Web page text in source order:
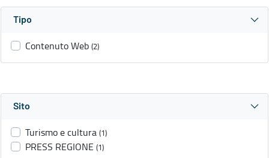
Tipo
Contenuto Web (2)
Sito
Turismo e cultura (1)
PRESS REGIONE (1)